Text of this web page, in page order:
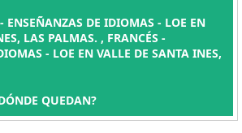
ENSEÑANZAS DE IDIOMAS - LOE EN
LAS PALMAS. , FRANCÉS -
- LOE EN VALLE DE SANTA INES,
QUEDAN?